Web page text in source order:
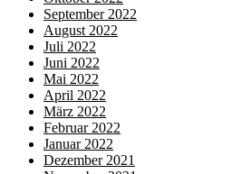
September 2022
August 2022
Juli 2022
Juni 2022
Mai 2022
April 2022
März 2022
Februar 2022
Januar 2022
Dezember 2021